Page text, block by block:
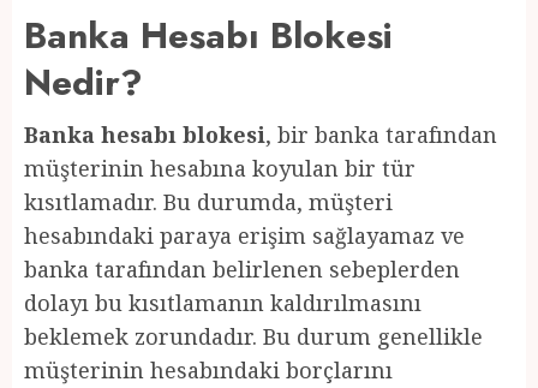
Banka Hesabı Blokesi
Nedir?
Banka hesabı blokesi, bir banka tarafından
müşterinin hesabına koyulan bir tür
kısıtlamadır. Bu durumda, müşteri
hesabındaki paraya erişim sağlayamaz ve
banka tarafından belirlenen sebeplerden
dolayı bu kısıtlamanın kaldırılmasını
beklemek zorundadır. Bu durum genellikle
müşterinin hesabındaki borçlarını